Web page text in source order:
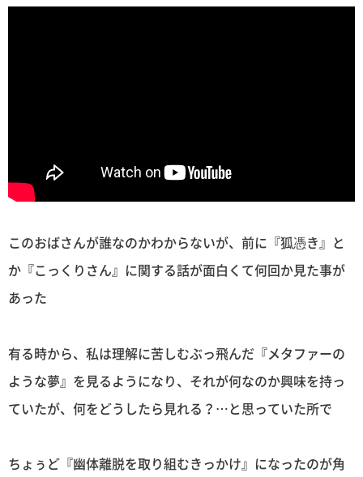
このおばさんが誰なのかわからないが、前に『狐憑き』と
か『こっくりさん』に関する話が面白くて何回か見た事が
あった
有る時から、私は理解に苦しむぶっ飛んだ『メタファーの
ような夢』を見るようになり、それが何なのか興味を持っ
ていたが、何をどうしたら見れる？…と思っていた所で
ちょぅど『幽体離脱を取り組むきっかけ』になったのが角